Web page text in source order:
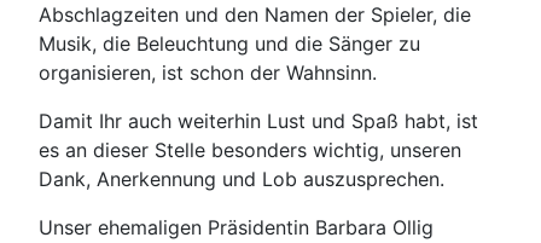
Abschlagzeiten und den Namen der Spieler, die
Musik, die Beleuchtung und die Sänger zu
organisieren, ist schon der Wahnsinn.
Damit Ihr auch weiterhin Lust und Spaß habt, ist
es an dieser Stelle besonders wichtig, unseren
Dank, Anerkennung und Lob auszusprechen.
Unser ehemaligen Präsidentin Barbara Ollig